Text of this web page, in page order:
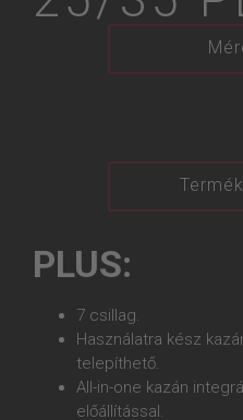
PLUS:
7 csillag.
Használatra kész
telepíthető.
All-in-one kazán
előállítással.